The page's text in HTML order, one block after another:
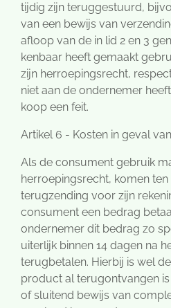
tijdig zijn teruggestuurd,
van een bewijs van
afloop van de in lid 2 en 3
kenbaar heeft gemaakt
zijn herroepingsrecht,
niet aan de ondernemer
koop een feit.
Artikel 6 - Kosten in geval
Als de consument gebruik
herroepingsrecht, komen
terugzending voor zijn
consument een bedrag
ondernemer dit bedrag zo
uiterlijk binnen 14 dagen na
terugbetalen. Hierbij is wel
product al terugontvangen
of sluitend bewijs van